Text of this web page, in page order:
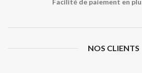
Facilité de paiement en
NOS CLIENTS